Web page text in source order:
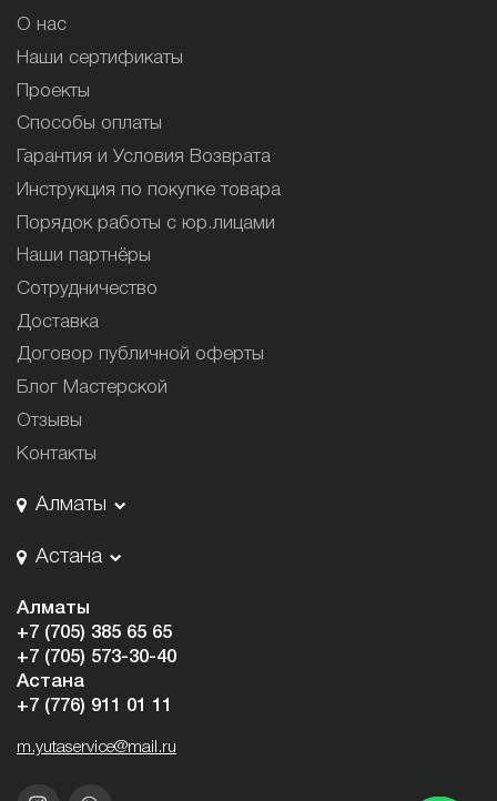
О нас
Наши сертификаты
Проекты
Способы оплаты
Гарантия и Условия Возврата
Инструкция по покупке товара
Порядок работы с юр.лицами
Наши партнёры
Сотрудничество
Доставка
Договор публичной оферты
Блог Мастерской
Отзывы
Контакты
Алматы
Астана
Алматы
+7 (705) 385 65 65
+7 (705) 573-30-40
Астана
+7 (776) 911 01 11
m.yutaservice@mail.ru